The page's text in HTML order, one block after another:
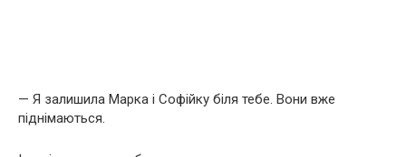
— Я залишила Марка і Софійку біля тебе. Вони вже
піднімаються.